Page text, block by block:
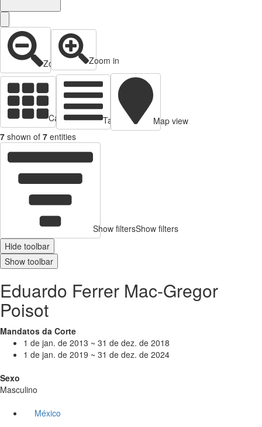
Zoom out Zoom in
Cards view Table view
Map view
7 shown of 7 entities
Show filtersShow filters
Hide toolbar
Show toolbar
Eduardo Ferrer Mac-Gregor
Poisot
Mandatos da Corte
1 de jan. de 2013 ~ 31 de dez. de 2018
1 de jan. de 2019 ~ 31 de dez. de 2024
Sexo
Masculino
México